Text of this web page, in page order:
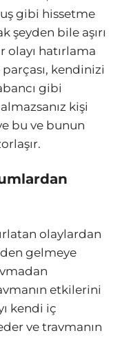
gibi hissetme
şeyden bile aşırı
hatırlama
kendinizi
gibi
kişi
bu ve bunun
olaylardan
gelmeye
etkilerini
kendi iç
ve travmanın